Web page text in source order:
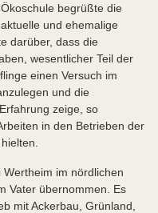
begrüßte die
und ehemalige
darüber, dass die
wesentlicher Teil der
einen Versuch im
und die
zeige, so
in den Betrieben der
im nördlichen
Vater übernommen. Es
mit Ackerbau, Grünland,